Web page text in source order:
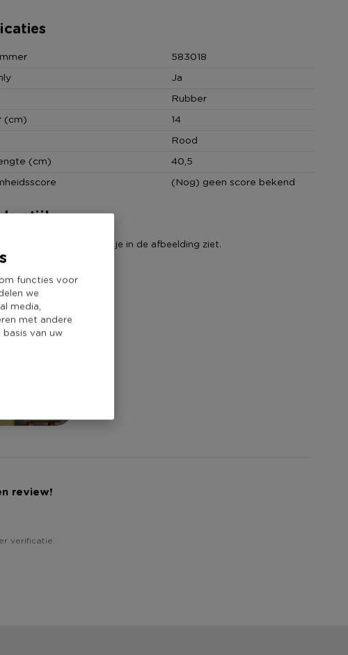
functies voor
we
media,
met andere
van uw
583018
Ja
Rubber
(cm)
14
Rood
(cm)
40,5
(Nog) geen score bekend
stijl
alle artikelen die je in de afbeelding ziet.
review!
verificatie.